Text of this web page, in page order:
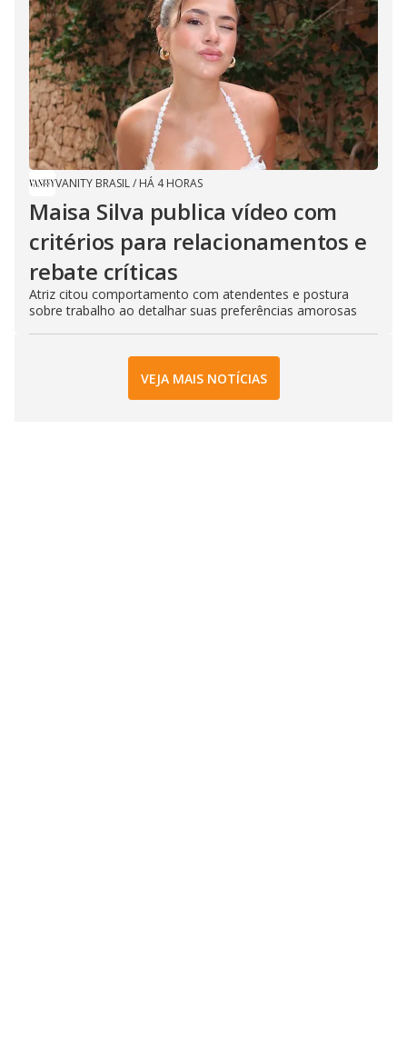
VANITY BRASIL/ HÁ 4 HORAS
Maisa Silva publica vídeo com
critérios para relacionamentos e
rebate críticas
Atriz citou comportamento com atendentes e postura
sobre trabalho ao detalhar suas preferências amorosas
VEJA MAIS NOTÍCIAS